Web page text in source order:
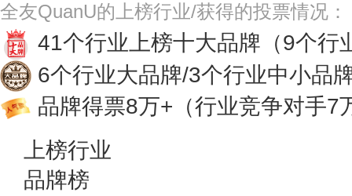
全友QuanU的上榜行业/获得的投票情况：
41个行业上榜十大品牌 （9个
6个行业大品牌/3个行业中小品
品牌得票8万+ （行业竞争对手7
上榜行业
品牌榜